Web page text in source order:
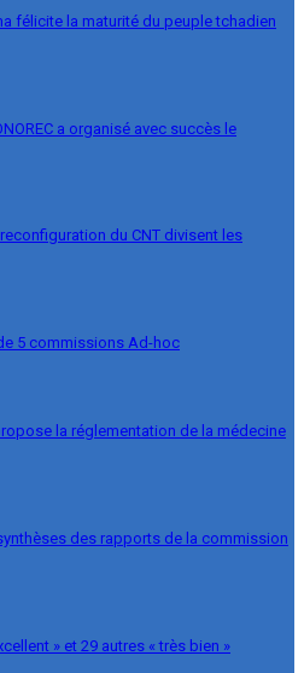
félicite la maturité du peuple tchadien
a organisé avec succès le
du CNT divisent les
5 commissions Ad-hoc
la réglementation de la médecine
des rapports de la commission
» et 29 autres « très bien »